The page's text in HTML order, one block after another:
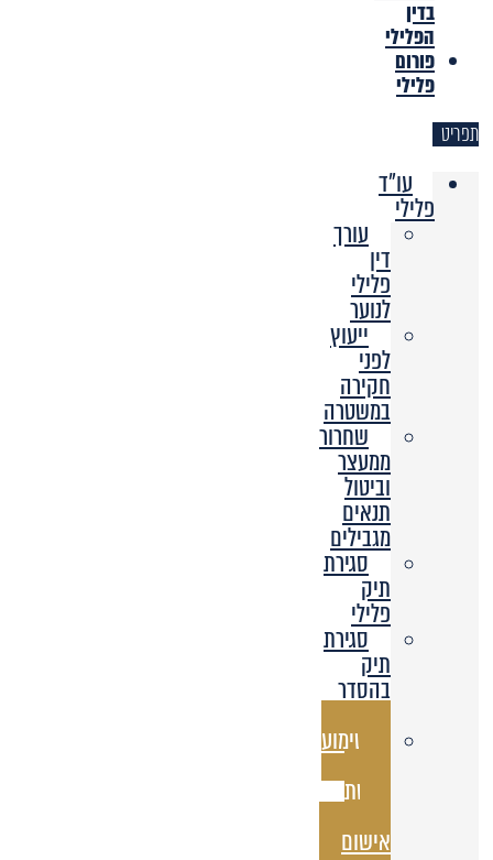
בדין
הפלילי
פורום
פלילי
תפריט
עו"ד
פלילי
עורך
דין
פלילי
לנוער
ייעוץ
לפני
חקירה
במשטרה
שחרור
ממעצר
וביטול
תנאים
מגבילים
סגירת
תיק
פלילי
סגירת
תיק
בהסדר
שימוע
הגשת
אישום